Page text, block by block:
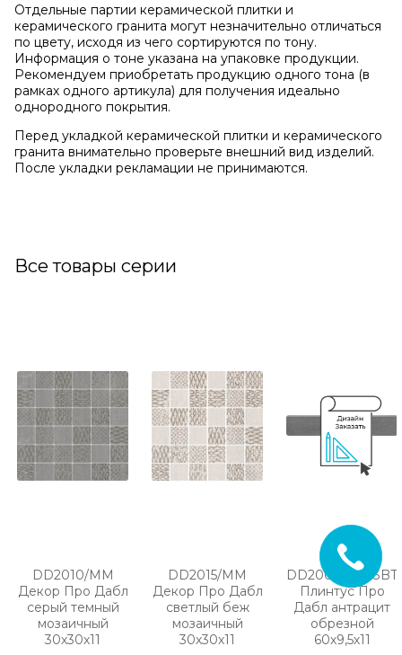
Отдельные партии керамической плитки и
керамического гранита могут незначительно отличаться
по цвету, исходя из чего сортируются по тону.
Информация о тоне указана на упаковке продукции.
Рекомендуем приобретать продукцию одного тона (в
рамках одного артикула) для получения идеально
однородного покрытия.
Перед укладкой керамической плитки и керамического
гранита внимательно проверьте внешний вид изделий.
После укладки рекламации не принимаются.
Все товары серии
DD2010/MM
Декор Про Дабл
серый темный
мозаичный
30х30х11
DD2015/MM
Декор Про Дабл
светлый беж
мозаичный
30х30х11
DD200900R/3BT
Плинтус Про
Дабл антрацит
обрезной
60х9,5х11